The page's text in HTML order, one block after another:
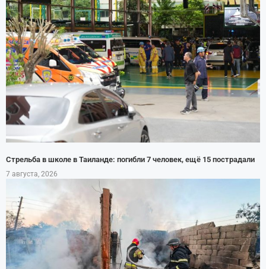
Стрельба в школе в Таиланде: погибли 7 человек, ещё 15 пострадали
7 августа, 2026